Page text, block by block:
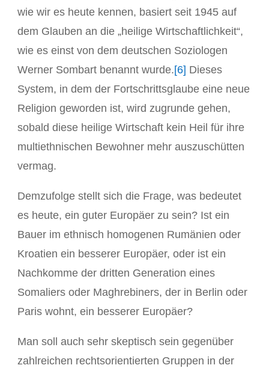
wie wir es heute kennen, basiert seit 1945 auf
dem Glauben an die „heilige Wirtschaftlichkeit“,
wie es einst von dem deutschen Soziologen
Werner Sombart benannt wurde.[6] Dieses
System, in dem der Fortschrittsglaube eine neue
Religion geworden ist, wird zugrunde gehen,
sobald diese heilige Wirtschaft kein Heil für ihre
multiethnischen Bewohner mehr auszuschütten
vermag.
Demzufolge stellt sich die Frage, was bedeutet
es heute, ein guter Europäer zu sein? Ist ein
Bauer im ethnisch homogenen Rumänien oder
Kroatien ein besserer Europäer, oder ist ein
Nachkomme der dritten Generation eines
Somaliers oder Maghrebiners, der in Berlin oder
Paris wohnt, ein besserer Europäer?
Man soll auch sehr skeptisch sein gegenüber
zahlreichen rechtsorientierten Gruppen in der